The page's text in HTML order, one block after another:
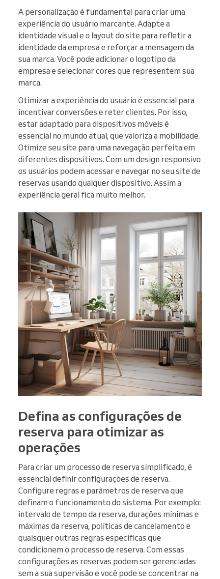
A personalização é fundamental para criar uma
experiência do usuário marcante. Adapte a
identidade visual e o layout do site para refletir a
identidade da empresa e reforçar a mensagem da
sua marca. Você pode adicionar o logotipo da
empresa e selecionar cores que representem sua
marca.
Otimizar a experiência do usuário é essencial para
incentivar conversões e reter clientes. Por isso,
estar adaptado para dispositivos móveis é
essencial no mundo atual, que valoriza a mobilidade.
Otimize seu site para uma navegação perfeita em
diferentes dispositivos. Com um design responsivo
os usuários podem acessar e navegar no seu site de
reservas usando qualquer dispositivo. Assim a
experiência geral fica muito melhor.
Defina as configurações de
reserva para otimizar as
operações
Para criar um processo de reserva simplificado, é
essencial definir configurações de reserva.
Configure regras e parâmetros de reserva que
definam o funcionamento do sistema. Por exemplo:
intervalo de tempo da reserva, durações mínimas e
máximas da reserva, políticas de cancelamento e
quaisquer outras regras específicas que
condicionem o processo de reserva. Com essas
configurações as reservas podem ser gerenciadas
sem a sua supervisão e você pode se concentrar na